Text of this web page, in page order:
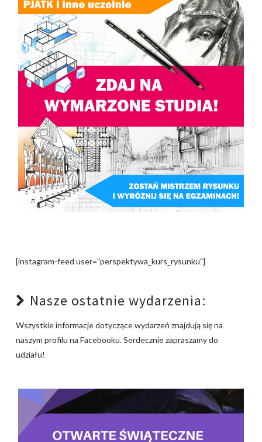
[instagram-feed user="perspektywa_kurs_rysunku"]
Nasze ostatnie wydarzenia:
Wszystkie informacje dotyczące wydarzeń znajdują się na
naszym profilu na Facebooku. Serdecznie zapraszamy do
udziału!